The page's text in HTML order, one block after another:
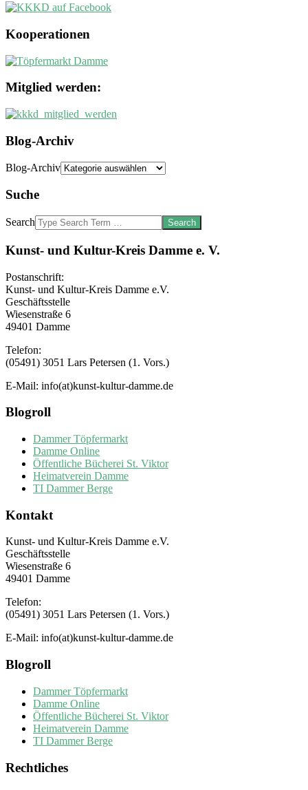
Kooperationen
Mitglied werden:
Blog-Archiv
Blog-Archiv
Suche
Search
Kunst- und Kultur-Kreis Damme e. V.
Postanschrift:
Kunst- und Kultur-Kreis Damme e.V.
Geschäftsstelle
Wiesenstraße 6
49401 Damme
Telefon:
(05491) 3051 Lars Petersen (1. Vors.)
E-Mail: info(at)kunst-kultur-damme.de
Blogroll
Dammer Töpfermarkt
Damme Online
Öffentliche Bücherei St. Viktor
Heimatverein Damme
TI Dammer Berge
Kontakt
Kunst- und Kultur-Kreis Damme e.V.
Geschäftsstelle
Wiesenstraße 6
49401 Damme
Telefon:
(05491) 3051 Lars Petersen (1. Vors.)
E-Mail: info(at)kunst-kultur-damme.de
Blogroll
Dammer Töpfermarkt
Damme Online
Öffentliche Bücherei St. Viktor
Heimatverein Damme
TI Dammer Berge
Rechtliches